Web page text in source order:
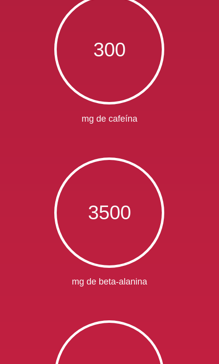
300
mg de cafeína
3500
mg de beta-alanina